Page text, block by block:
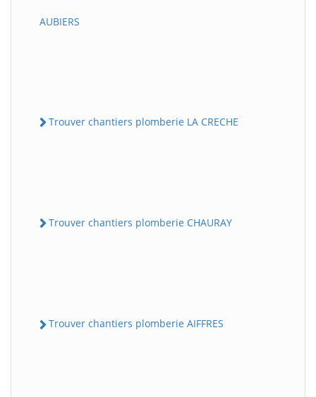
AUBIERS
Trouver chantiers plomberie LA CRECHE
Trouver chantiers plomberie CHAURAY
Trouver chantiers plomberie AIFFRES